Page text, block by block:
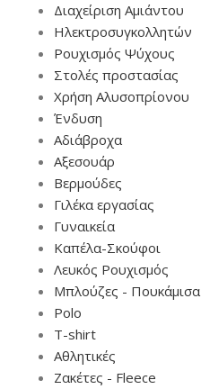
Διαχείριση Αμιάντου
Ηλεκτροσυγκολλητών
Ρουχισμός Ψύχους
Στολές προστασίας
Χρήση Αλυσοπρίονου
Ένδυση
Αδιάβροχα
Αξεσουάρ
Βερμούδες
Γιλέκα εργασίας
Γυναικεία
Καπέλα-Σκούφοι
Λευκός Ρουχισμός
Μπλούζες - Πουκάμισα
Polo
T-shirt
Αθλητικές
Ζακέτες - Fleece